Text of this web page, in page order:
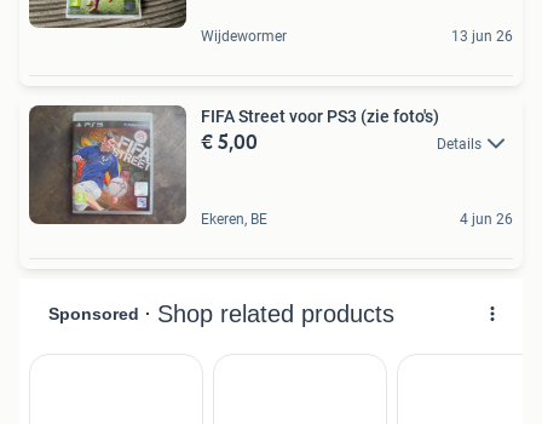
Wijdewormer 13 jun 26
FIFA Street voor PS3 (zie foto's)
€ 5,00 Details
Ekeren, BE 4 jun 26